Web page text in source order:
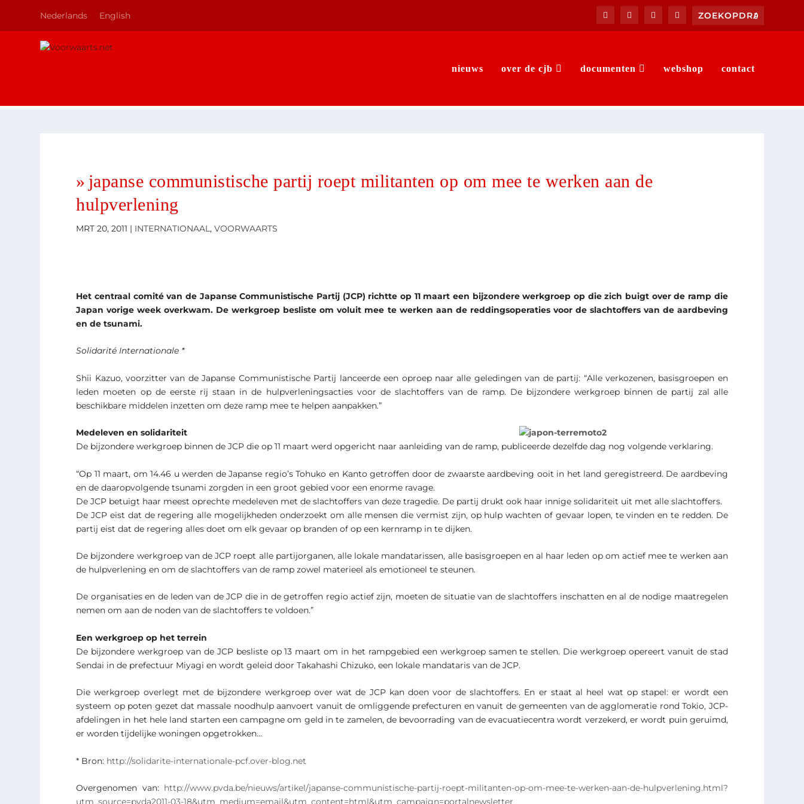
Nederlands English
nieuws over de cjb documenten webshop contact
japanse communistische partij roept militanten op om mee te werken aan de
hulpverlening
MRT 20, 2011 | INTERNATIONAAL,VOORWAARTS
Het centraal comité van de Japanse Communistische Partij (JCP) richtte op 11 maart een bijzondere werkgroep op die zich buigt over de ramp die
Japan vorige week overkwam. De werkgroep besliste om voluit mee te werken aan de reddingsoperaties voor de slachtoffers van de aardbeving
en de tsunami.
Solidarité Internationale *
Shii Kazuo, voorzitter van de Japanse Communistische Partij lanceerde een oproep naar alle geledingen van de partij: “Alle verkozenen, basisgroepen en
leden moeten op de eerste rij staan in de hulpverleningsacties voor de slachtoffers van de ramp. De bijzondere werkgroep binnen de partij zal alle
beschikbare middelen inzetten om deze ramp mee te helpen aanpakken.”
Medeleven en solidariteit
De bijzondere werkgroep binnen de JCP die op 11 maart werd opgericht naar aanleiding van de ramp, publiceerde dezelfde dag nog volgende verklaring.
“Op 11 maart, om 14.46 u werden de Japanse regio’s Tohuko en Kanto getroffen door de zwaarste aardbeving ooit in het land geregistreerd. De aardbeving
en de daaropvolgende tsunami zorgden in een groot gebied voor een enorme ravage.
De JCP betuigt haar meest oprechte medeleven met de slachtoffers van deze tragedie. De partij drukt ook haar innige solidariteit uit met alle slachtoffers.
De JCP eist dat de regering alle mogelijkheden onderzoekt om alle mensen die vermist zijn, op hulp wachten of gevaar lopen, te vinden en te redden. De
partij eist dat de regering alles doet om elk gevaar op branden of op een kernramp in te dijken.
De bijzondere werkgroep van de JCP roept alle partijorganen, alle lokale mandatarissen, alle basisgroepen en al haar leden op om actief mee te werken aan
de hulpverlening en om de slachtoffers van de ramp zowel materieel als emotioneel te steunen.
De organisaties en de leden van de JCP die in de getroffen regio actief zijn, moeten de situatie van de slachtoffers inschatten en al de nodige maatregelen
nemen om aan de noden van de slachtoffers te voldoen.”
Een werkgroep op het terrein
De bijzondere werkgroep van de JCP besliste op 13 maart om in het rampgebied een werkgroep samen te stellen. Die werkgroep opereert vanuit de stad
Sendai in de prefectuur Miyagi en wordt geleid door Takahashi Chizuko, een lokale mandataris van de JCP.
Die werkgroep overlegt met de bijzondere werkgroep over wat de JCP kan doen voor de slachtoffers. En er staat al heel wat op stapel: er wordt een
systeem op poten gezet dat massale noodhulp aanvoert vanuit de omliggende prefecturen en vanuit de gemeenten van de agglomeratie rond Tokio, JCP-
afdelingen in het hele land starten een campagne om geld in te zamelen, de bevoorrading van de evacuatiecentra wordt verzekerd, er wordt puin geruimd,
er worden tijdelijke woningen opgetrokken…
* Bron: http://solidarite-internationale-pcf.over-blog.net
Overgenomen van: http://www.pvda.be/nieuws/artikel/japanse-communistische-partij-roept-militanten-op-om-mee-te-werken-aan-de-hulpverlening.html?
utm_source=pvda2011-03-18&utm_medium=email&utm_content=html&utm_campaign=portalnewsletter